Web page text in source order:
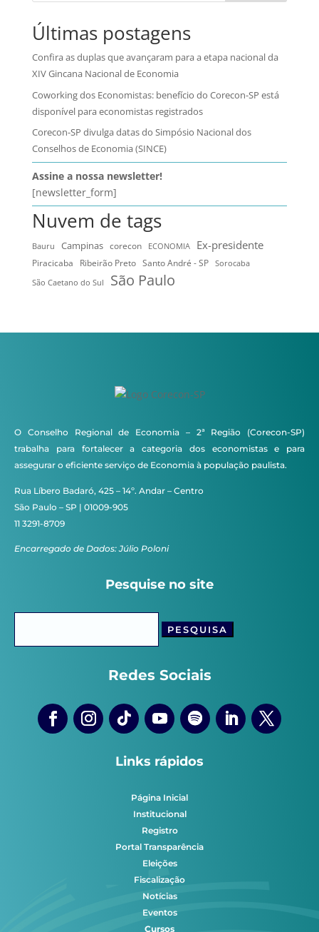
Últimas postagens
Confira as duplas que avançaram para a etapa nacional da
XIV Gincana Nacional de Economia
Coworking dos Economistas: benefício do Corecon-SP está
disponível para economistas registrados
Corecon-SP divulga datas do Simpósio Nacional dos
Conselhos de Economia (SINCE)
Assine a nossa newsletter!
[newsletter_form]
Nuvem de tags
Bauru Campinas corecon ECONOMIA Ex-presidente
Piracicaba Ribeirão Preto Santo André - SP
Sorocaba
São Caetano do Sul
São Paulo
O Conselho Regional de Economia – 2ª Região (Corecon-SP)
trabalha para fortalecer a categoria dos economistas e para
assegurar o eficiente serviço de Economia à população paulista.
Rua Líbero Badaró, 425 – 14º. Andar – Centro
São Paulo – SP | 01009-905
11 3291-8709
Encarregado de Dados: Júlio Poloni
Pesquise no site
Redes Sociais
Links rápidos
Página Inicial
Institucional
Registro
Portal Transparência
Eleições
Fiscalização
Notícias
Eventos
Cursos